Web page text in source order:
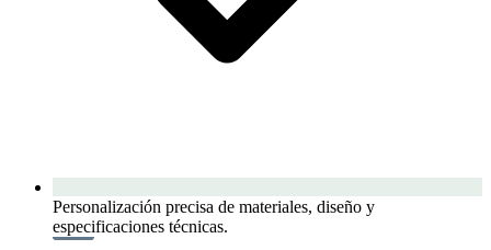
Personalización precisa de materiales, diseño y
especificaciones técnicas.